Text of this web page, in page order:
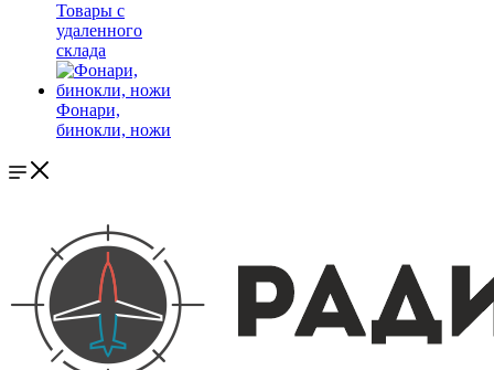
Товары с
удаленного
склада
Фонари,
бинокли, ножи